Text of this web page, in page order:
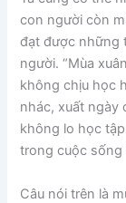
con người còn
đạt được những
người. “Mùa
không chịu học
nhác, xuất ngày
không lo học
trong cuộc sống
Câu nói trên là